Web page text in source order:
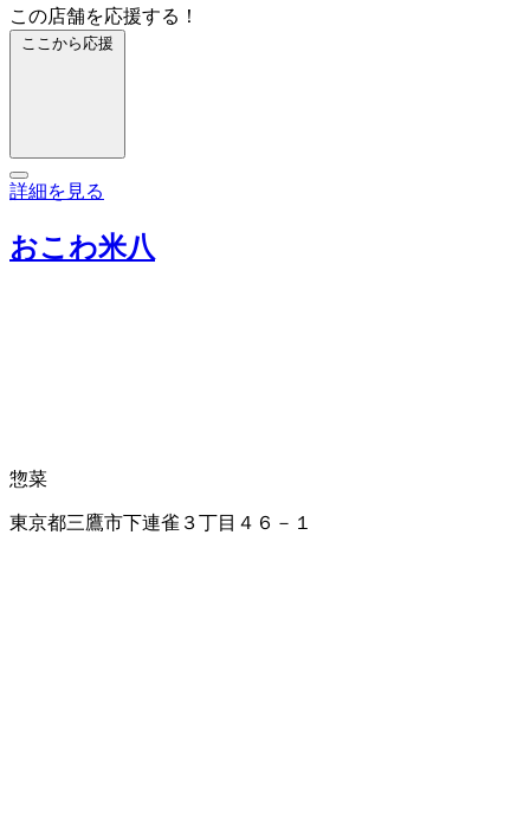
この店舗を応援する！
ここから応援
詳細を見る
おこわ米八
惣菜
東京都三鷹市下連雀３丁目４６－１